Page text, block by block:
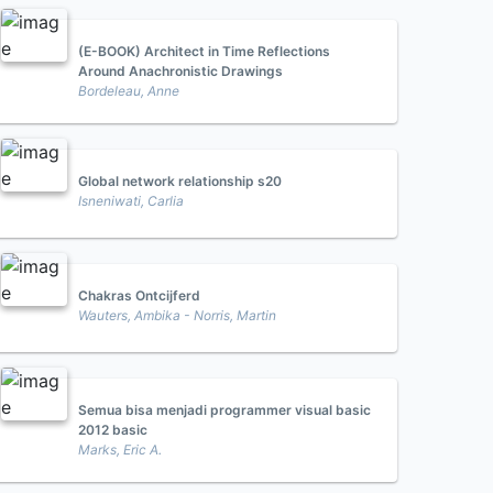
(E-BOOK) Architect in Time Reflections
Around Anachronistic Drawings
Bordeleau, Anne
Global network relationship s20
Isneniwati, Carlia
Chakras Ontcijferd
Wauters, Ambika - Norris, Martin
Semua bisa menjadi programmer visual basic
2012 basic
Marks, Eric A.